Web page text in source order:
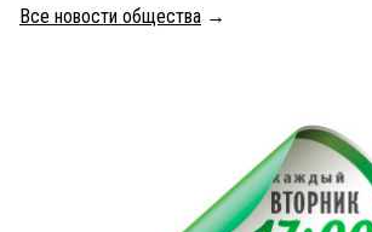
Все новости общества →